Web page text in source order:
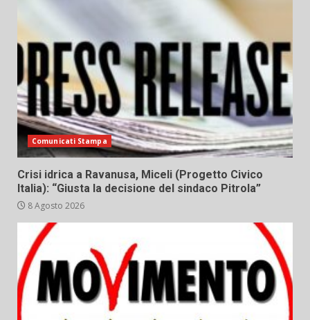
Comunicati Stampa
Crisi idrica a Ravanusa, Miceli (Progetto Civico
Italia): “Giusta la decisione del sindaco Pitrola”
8 Agosto 2026